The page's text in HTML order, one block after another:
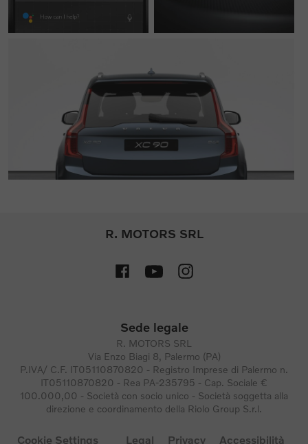
R. MOTORS SRL
Sede legale
R. MOTORS SRL
Via Enzo Biagi 8, Palermo (PA)
P.IVA/ C.F. IT05110870820 - Registro Imprese di Palermo n.
IT05110870820 - Rea PA-235795 - Cap. Sociale €
100.000,00 - Società con socio unico - Società soggetta alla
direzione e coordinamento della Riolo Group S.r.l.
Cookie Settings Legal Privacy Accessibilità